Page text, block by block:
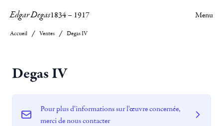
Edgar Degas1834– 1917 Menu
Accueil Ventes Degas IV
Degas IV
Pour plus d'informations sur l'œuvre concernée,
merci de nous contacter